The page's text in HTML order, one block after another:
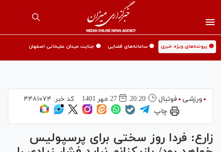
🟡 پرونده‌های ویژه خبری 🟡 سامانه‌های قضایی 🟡 جنایت میدان علیخانی اصفهان
ورزشی فوتبال 20:20 27 مهر 1401 کد خبر:۴۴۸۱۰۷۴
چاپ
زارع: فردا روز سختی برای پرسپولیس